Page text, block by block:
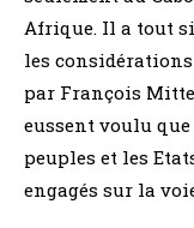
Afrique. Il a tout
les
par François
eussent voulu
peuples et les
engagés sur la